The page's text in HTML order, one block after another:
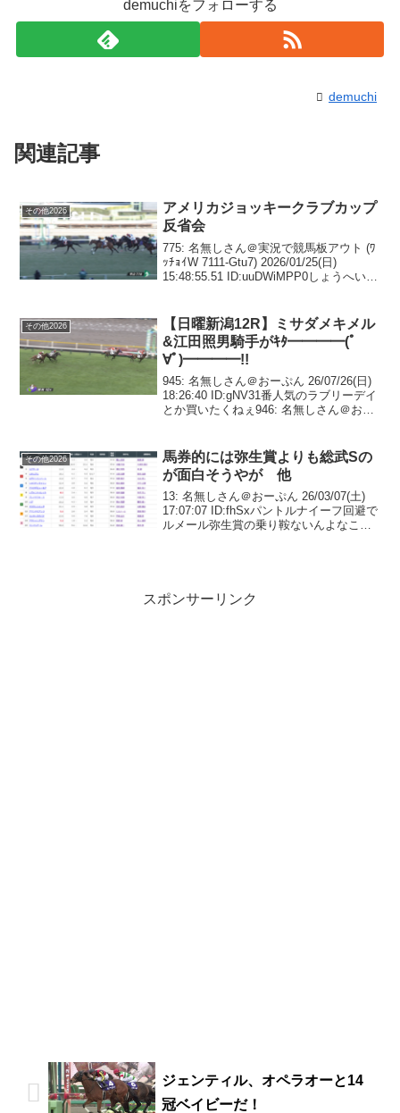
demuchiをフォローする
demuchi
関連記事
その他2026
アメリカジョッキークラブカップ
反省会
775: 名無しさん＠実況で競馬板アウト (ﾜ
ｯﾁｮｲW 7111-Gtu7) 2026/01/25(日)
15:48:55.51 ID:uuDWiMPP0しょうへいへ
その他2026
【日曜新潟12R】ミサダメキメル
&江田照男騎手がｷﾀ━━━━(ﾟ
∀ﾟ)━━━━!!
945: 名無しさん＠おーぷん 26/07/26(日)
18:26:40 ID:gNV31番人気のラブリーデイ
とか買いたくねぇ946: 名無しさん＠おー
その他2026
馬券的には弥生賞よりも総武Sの
が面白そうやが 他
13: 名無しさん＠おーぷん 26/03/07(土)
17:07:07 ID:fhSxパントルナイーフ回避で
ルメール弥生賞の乗り鞍ないんよなこの
スポンサーリンク
ジェンティル、オペラオーと14
冠ベイビーだ！